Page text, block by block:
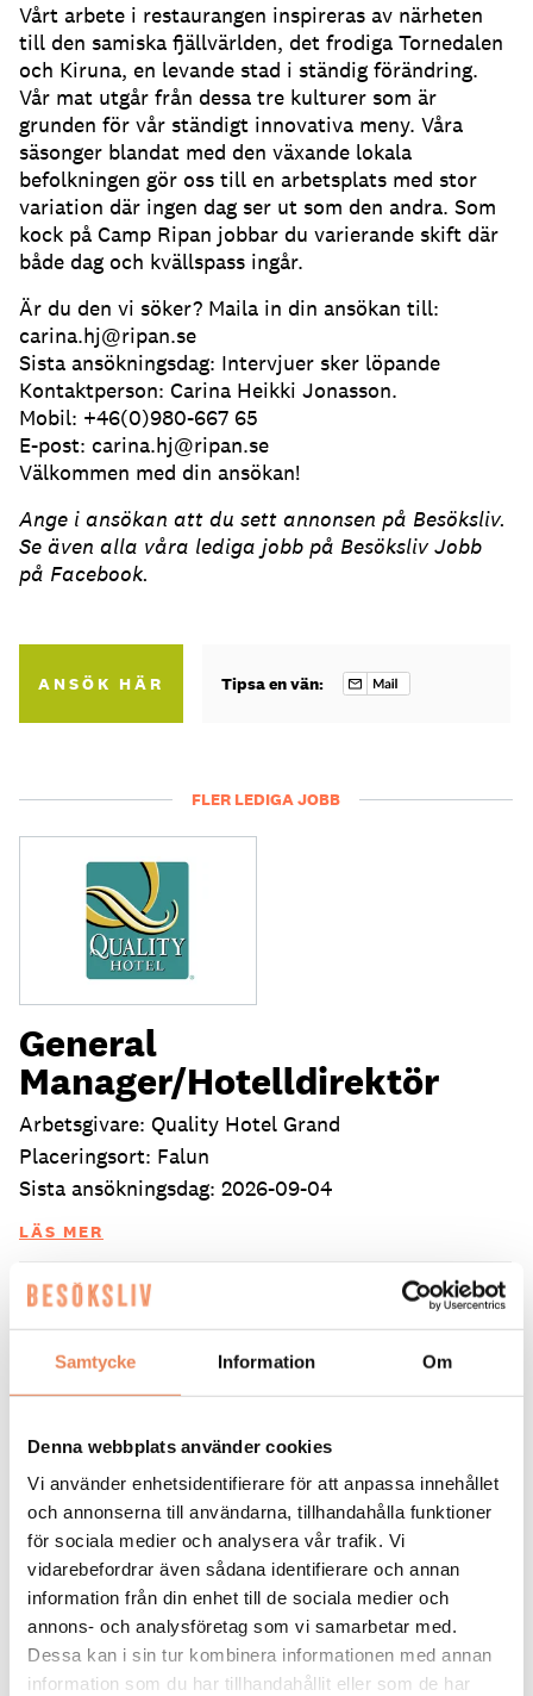
Samtycke Information Om
Denna webbplats använder cookies
Vi använder enhetsidentifierare för att anpassa innehållet
och annonserna till användarna, tillhandahålla funktioner
för sociala medier och analysera vår trafik. Vi
vidarebefordrar även sådana identifierare och annan
information från din enhet till de sociala medier och
annons- och analysföretag som vi samarbetar med.
Dessa kan i sin tur kombinera informationen med annan
information som du har tillhandahållit eller som de har
Vårt arbete i restaurangen inspireras av närheten
till den samiska fjällvärlden, det frodiga Tornedalen
och Kiruna, en levande stad i ständig förändring.
Vår mat utgår från dessa tre kulturer som är
grunden för vår ständigt innovativa meny. Våra
säsonger blandat med den växande lokala
befolkningen gör oss till en arbetsplats med stor
variation där ingen dag ser ut som den andra. Som
kock på Camp Ripan jobbar du varierande skift där
både dag och kvällspass ingår.
Är du den vi söker? Maila in din ansökan till:
carina.hj@ripan.se
Sista ansökningsdag: Intervjuer sker löpande
Kontaktperson: Carina Heikki Jonasson.
Mobil: +46(0)980-667 65
E-post: carina.hj@ripan.se
Välkommen med din ansökan!
Ange i ansökan att du sett annonsen på Besöksliv.
Se även alla våra lediga jobb på Besöksliv Jobb
på Facebook.
ANSÖK HÄR Tipsa en vän:
FLER LEDIGA JOBB
General
Manager/Hotelldirektör
Arbetsgivare: Quality Hotel Grand
Placeringsort: Falun
Sista ansökningsdag: 2026-09-04
LÄS MER
24
Kock